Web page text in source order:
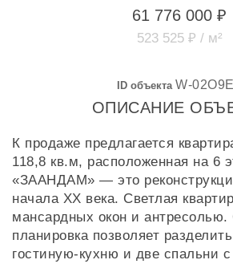
61 776 000 ₽
523 525 ₽ / м²
ID объекта W-
ОПИСАНИЕ
К продаже предлагается
118,8 кв.м, расположенная на 6
«ЗААНДАМ» — это
начала XX века. Светлая
мансардных окон и антресолью.
планировка позволяет
гостиную-кухню и две спальни с